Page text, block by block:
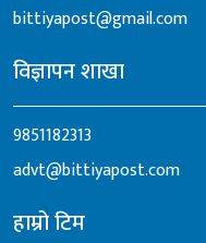
bittiyapost@gmail.com
विज्ञापन शाखा
9851182313
advt@bittiyapost.com
हाम्रो टिम